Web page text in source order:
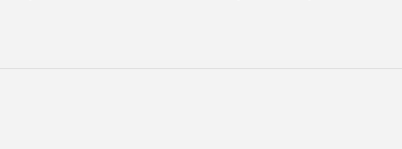
gördüğünüz noktaları öneri formunu kullanarak tarafımıza iletebilirsiniz.